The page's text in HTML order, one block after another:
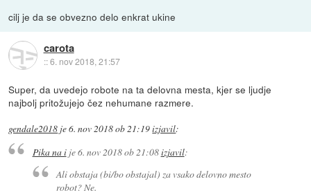
cilj je da se obvezno delo enkrat ukine
carota
::6. nov 2018, 21:57
Super, da uvedejo robote na ta delovna mesta, kjer se ljudje
najbolj pritožujejo čez nehumane razmere.
gendale2018 je6. nov 2018 ob 21:19izjavil:
Pika na ije6. nov 2018 ob 21:08izjavil:
Ali obstaja (bi/bo obstajal) za vsako delovno mesto
robot? Ne.